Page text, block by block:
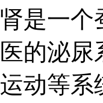
肾是一个
医的泌
运动等